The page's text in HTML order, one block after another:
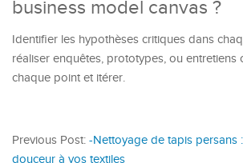
business model canvas ?
Identifier les hypothèses critiques dans
réaliser enquêtes, prototypes, ou entretiens
chaque point et itérer.
Previous Post: -Nettoyage de tapis persans
douceur à vos textiles